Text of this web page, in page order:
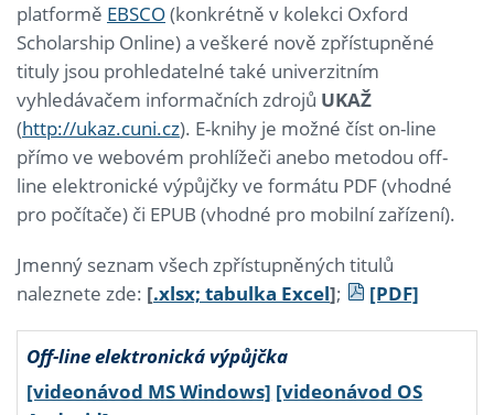
platformě EBSCO(konkrétně v kolekci Oxford
Scholarship Online) a veškeré nově zpřístupněné
tituly jsou prohledatelné také univerzitním
vyhledávačem informačních zdrojů UKAŽ
(http://ukaz.cuni.cz). E-knihy je možné číst on-line
přímo ve webovém prohlížeči anebo metodou off-
line elektronické výpůjčky ve formátu PDF (vhodné
pro počítače) či EPUB (vhodné pro mobilní zařízení).
Jmenný seznam všech zpřístupněných titulů
naleznete zde: [.xlsx; tabulka Excel]; [PDF]
Off-line elektronická výpůjčka
[videonávod MS Windows] [videonávod OS